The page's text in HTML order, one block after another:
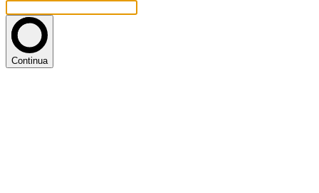
Continua